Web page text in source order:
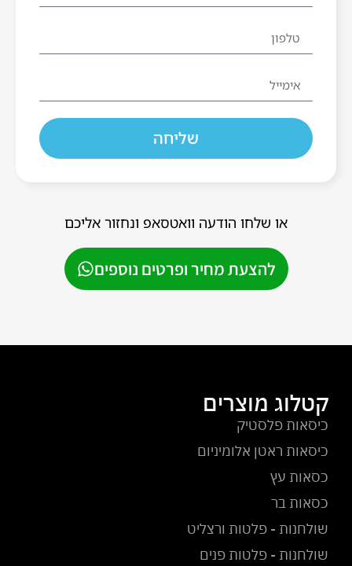
שליחה
או שלחו הודעה וואטסאפ ונחזור אליכם
להצעת מחיר ופרטים נוספים
קטלוג מוצרים
כיסאות פלסטיק
כיסאות ראטן אלומיניום
כסאות עץ
כסאות בר
שולחנות - פלטות ורצליט
שולחנות - פלטות פנים